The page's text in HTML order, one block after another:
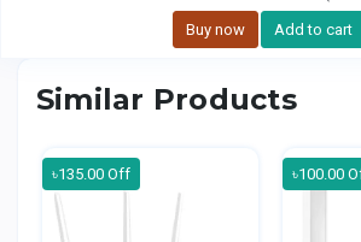
Buy now Add to cart
Similar Products
৳135.00 Off ৳100.00